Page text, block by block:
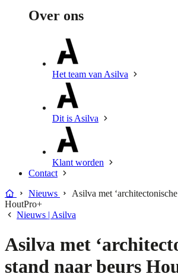
Over ons
Het team van Asilva
Dit is Asilva
Klant worden
Contact
Nieuws
Asilva met
HoutPro+
Nieuws | Asilva
Asilva met
stand naar beurs